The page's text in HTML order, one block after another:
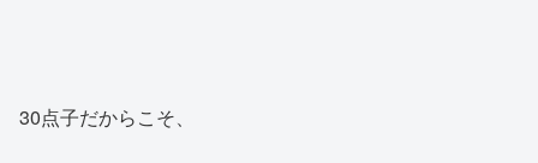
30点子だからこそ、